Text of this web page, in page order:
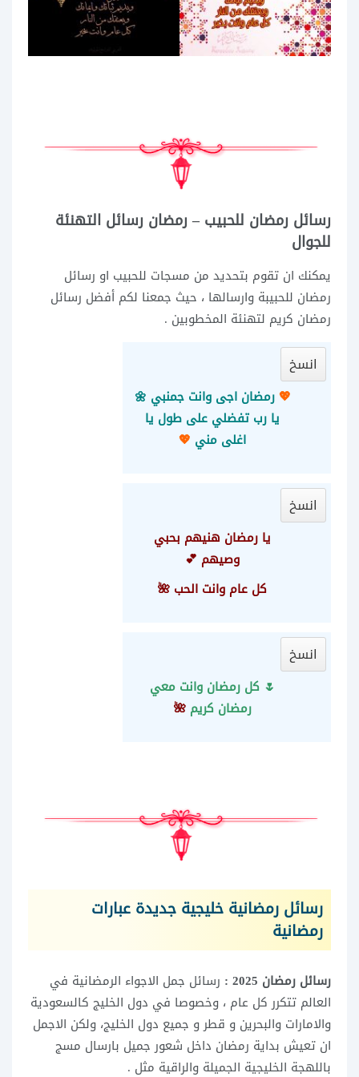
رسائل رمضان للحبيب – رمضان رسائل التهنئة
للجوال
يمكنك ان تقوم بتحديد من مسجات للحبيب او رسائل
رمضان للحبيبة وارسالها ، حيث جمعنا لكم أفضل رسائل
رمضان كريم لتهنئة المخطوبين .
انسخ
💖رمضان اجى وانت جمنبي 🌼
يا رب تفضلي على طول يا
اغلى مني 💖
انسخ
يا رمضان هنيهم بحبي
وصيهم 💕
كل عام وانت الحب 🌺
انسخ
🌷 كل رمضان وانت معي
رمضان كريم🌺
رسائل رمضانية خليجية جديدة عبارات
رمضانية
رسائل رمضان 2025 : رسائل جمل الاجواء الرمضانية في
العالم تتكرر كل عام ، وخصوصا في دول الخليج كالسعودية
والامارات والبحرين و قطر و جميع دول الخليج، ولكن الاجمل
ان تعيش بداية رمضان داخل شعور جميل بارسال مسج
باللهجة الخليجية الجميلة والراقية مثل .